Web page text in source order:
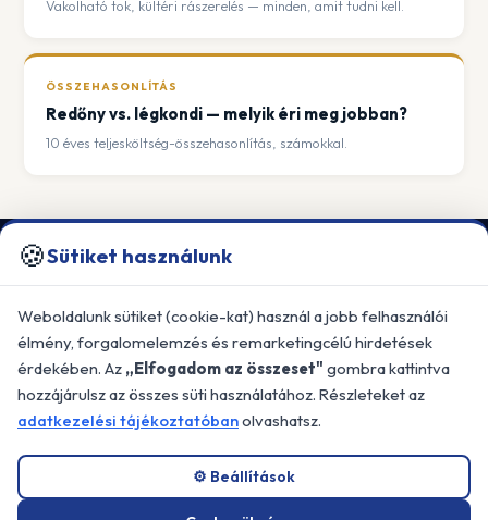
Vakolható tok, kültéri rászerelés — minden, amit tudni kell.
ÖSSZEHASONLÍTÁS
Redőny vs. légkondi — melyik éri meg jobban?
10 éves teljesköltség-összehasonlítás, számokkal.
🍪Sütiket használunk
Weboldalunk sütiket (cookie-kat) használ a jobb felhasználói
élmény, forgalomelemzés és remarketingcélú hirdetések
érdekében. Az „Elfogadom az összeset" gombra kattintva
hozzájárulsz az összes süti használatához. Részleteket az
adatkezelési tájékoztatóbanolvashatsz.
⚙️ Beállítások
KALMAKOMFORT KFT.
Professzionális árnyékolástechnikai
területén.
📍 2310 Szigetszentmiklós, Dorottya u.
26/B
Főoldal